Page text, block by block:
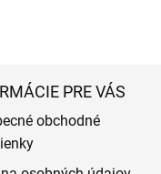
PRE VÁS
obchodné